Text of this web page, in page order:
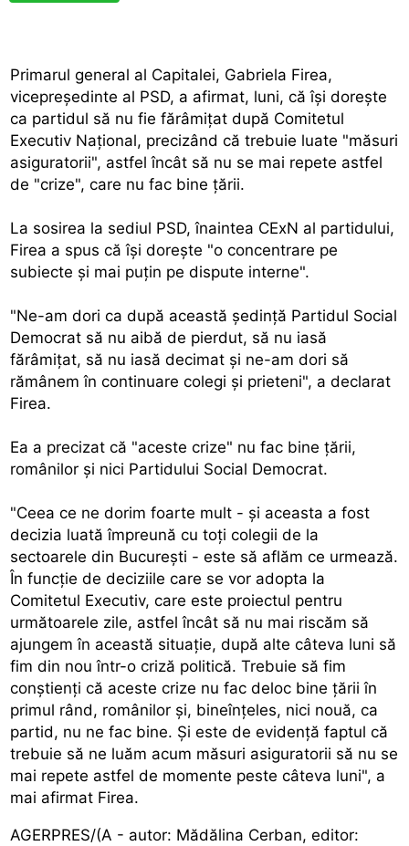
Primarul general al Capitalei, Gabriela Firea,
vicepreşedinte al PSD, a afirmat, luni, că îşi doreşte
ca partidul să nu fie fărâmiţat după Comitetul
Executiv Naţional, precizând că trebuie luate "măsuri
asiguratorii", astfel încât să nu se mai repete astfel
de "crize", care nu fac bine ţării.
La sosirea la sediul PSD, înaintea CExN al partidului,
Firea a spus că îşi doreşte "o concentrare pe
subiecte şi mai puţin pe dispute interne".
"Ne-am dori ca după această şedinţă Partidul Social
Democrat să nu aibă de pierdut, să nu iasă
fărâmiţat, să nu iasă decimat şi ne-am dori să
rămânem în continuare colegi şi prieteni", a declarat
Firea.
Ea a precizat că "aceste crize" nu fac bine ţării,
românilor şi nici Partidului Social Democrat.
"Ceea ce ne dorim foarte mult - şi aceasta a fost
decizia luată împreună cu toţi colegii de la
sectoarele din Bucureşti - este să aflăm ce urmează.
În funcţie de deciziile care se vor adopta la
Comitetul Executiv, care este proiectul pentru
următoarele zile, astfel încât să nu mai riscăm să
ajungem în această situaţie, după alte câteva luni să
fim din nou într-o criză politică. Trebuie să fim
conştienţi că aceste crize nu fac deloc bine ţării în
primul rând, românilor şi, bineînţeles, nici nouă, ca
partid, nu ne fac bine. Şi este de evidenţă faptul că
trebuie să ne luăm acum măsuri asiguratorii să nu se
mai repete astfel de momente peste câteva luni", a
mai afirmat Firea.
AGERPRES/(A - autor: Mădălina Cerban, editor: